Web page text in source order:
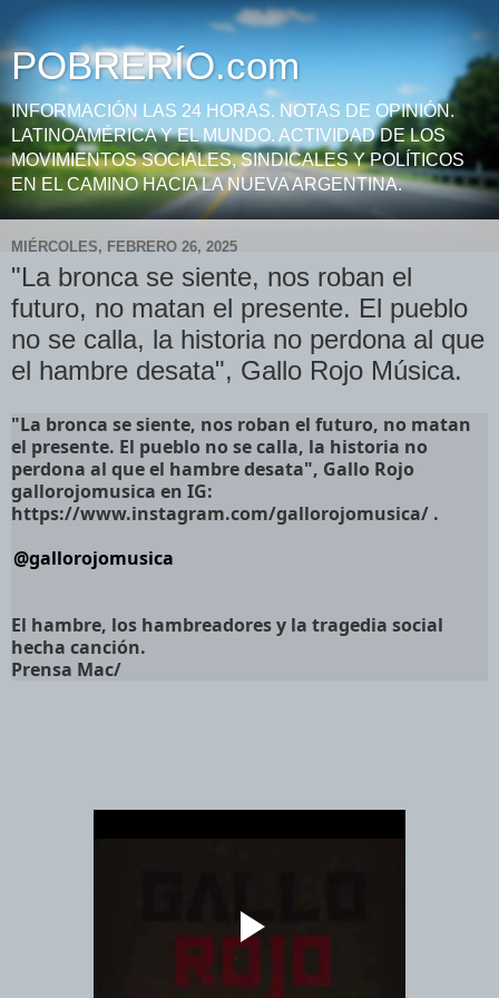
POBRERÍO.com
INFORMACIÓN LAS 24 HORAS. NOTAS DE OPINIÓN.
LATINOAMÉRICA Y EL MUNDO. ACTIVIDAD DE LOS
MOVIMIENTOS SOCIALES, SINDICALES Y POLÍTICOS
EN EL CAMINO HACIA LA NUEVA ARGENTINA.
MIÉRCOLES, FEBRERO 26, 2025
"La bronca se siente, nos roban el
futuro, no matan el presente. El pueblo
no se calla, la historia no perdona al que
el hambre desata", Gallo Rojo Música.
"La bronca se siente, nos roban el futuro, no matan
el presente. El pueblo no se calla, la historia no
perdona al que el hambre desata", Gallo Rojo
gallorojomusica en IG:
https://www.instagram.com/gallorojomusica/ .
@gallorojomusica
El hambre, los hambreadores y la tragedia social
hecha canción.
Prensa Mac/